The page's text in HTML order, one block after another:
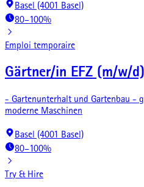
Basel (4001 Basel)
80–100%
Emploi temporaire
Gärtner/in EFZ (m/w/d)
- Gartenunterhalt und Gartenbau -
moderne Maschinen
Basel (4001 Basel)
80–100%
Try & Hire